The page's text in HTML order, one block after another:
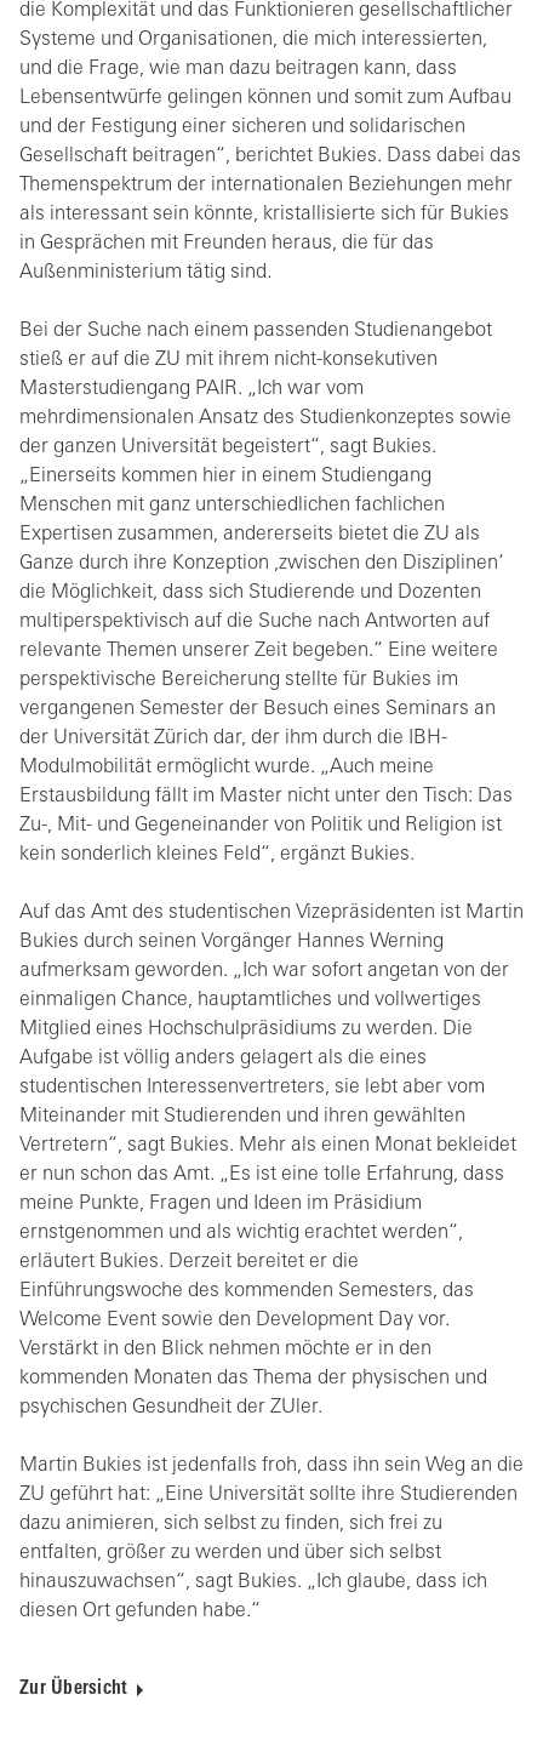
die Komplexität und das Funktionieren gesellschaftlicher
Systeme und Organisationen, die mich interessierten,
und die Frage, wie man dazu beitragen kann, dass
Lebensentwürfe gelingen können und somit zum Aufbau
und der Festigung einer sicheren und solidarischen
Gesellschaft beitragen“, berichtet Bukies. Dass dabei das
Themenspektrum der internationalen Beziehungen mehr
als interessant sein könnte, kristallisierte sich für Bukies
in Gesprächen mit Freunden heraus, die für das
Außenministerium tätig sind.
Bei der Suche nach einem passenden Studienangebot
stieß er auf die ZU mit ihrem nicht-konsekutiven
Masterstudiengang PAIR. „Ich war vom
mehrdimensionalen Ansatz des Studienkonzeptes sowie
der ganzen Universität begeistert“, sagt Bukies.
„Einerseits kommen hier in einem Studiengang
Menschen mit ganz unterschiedlichen fachlichen
Expertisen zusammen, andererseits bietet die ZU als
Ganze durch ihre Konzeption ,zwischen den Disziplinen‘
die Möglichkeit, dass sich Studierende und Dozenten
multiperspektivisch auf die Suche nach Antworten auf
relevante Themen unserer Zeit begeben.“ Eine weitere
perspektivische Bereicherung stellte für Bukies im
vergangenen Semester der Besuch eines Seminars an
der Universität Zürich dar, der ihm durch die IBH-
Modulmobilität ermöglicht wurde. „Auch meine
Erstausbildung fällt im Master nicht unter den Tisch: Das
Zu-, Mit- und Gegeneinander von Politik und Religion ist
kein sonderlich kleines Feld“, ergänzt Bukies.
Auf das Amt des studentischen Vizepräsidenten ist Martin
Bukies durch seinen Vorgänger Hannes Werning
aufmerksam geworden. „Ich war sofort angetan von der
einmaligen Chance, hauptamtliches und vollwertiges
Mitglied eines Hochschulpräsidiums zu werden. Die
Aufgabe ist völlig anders gelagert als die eines
studentischen Interessenvertreters, sie lebt aber vom
Miteinander mit Studierenden und ihren gewählten
Vertretern“, sagt Bukies. Mehr als einen Monat bekleidet
er nun schon das Amt. „Es ist eine tolle Erfahrung, dass
meine Punkte, Fragen und Ideen im Präsidium
ernstgenommen und als wichtig erachtet werden“,
erläutert Bukies. Derzeit bereitet er die
Einführungswoche des kommenden Semesters, das
Welcome Event sowie den Development Day vor.
Verstärkt in den Blick nehmen möchte er in den
kommenden Monaten das Thema der physischen und
psychischen Gesundheit der ZUler.
Martin Bukies ist jedenfalls froh, dass ihn sein Weg an die
ZU geführt hat: „Eine Universität sollte ihre Studierenden
dazu animieren, sich selbst zu finden, sich frei zu
entfalten, größer zu werden und über sich selbst
hinauszuwachsen“, sagt Bukies. „Ich glaube, dass ich
diesen Ort gefunden habe.“
Zur Übersicht